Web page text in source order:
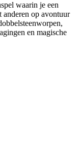
waarin je een
anderen op avontuur
en magische